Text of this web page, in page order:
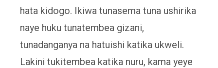
hata kidogo. Ikiwa tunasema tuna ushirika
naye huku tunatembea gizani,
tunadanganya na hatuishi katika ukweli.
Lakini tukitembea katika nuru, kama yeye